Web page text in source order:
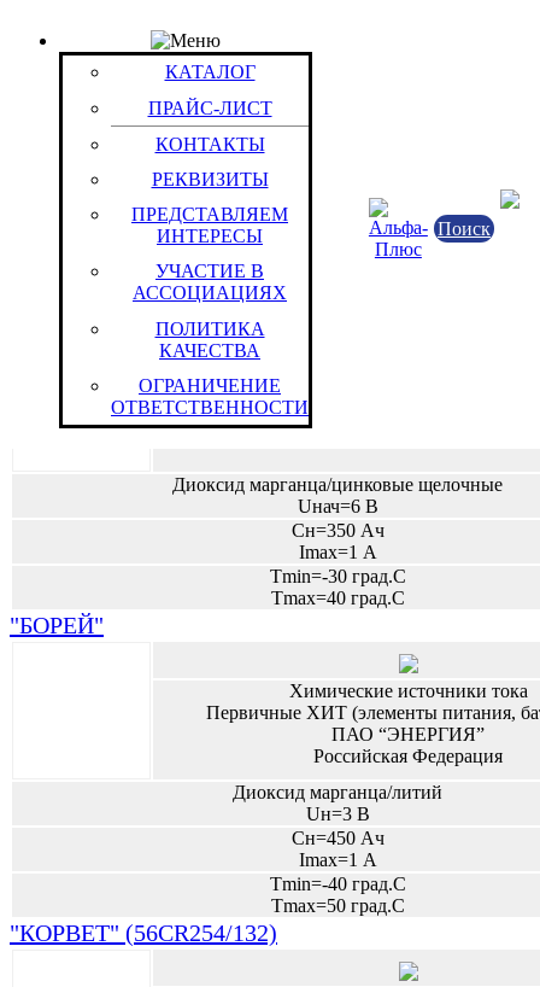
КАТАЛОГ
ПРАЙС-ЛИСТ
КОНТАКТЫ
РЕКВИЗИТЫ
ПРЕДСТАВЛЯЕМ
ИНТЕРЕСЫ
УЧАСТИЕ В
АССОЦИАЦИЯХ
ПОЛИТИКА
КАЧЕСТВА
ОГРАНИЧЕНИЕ
ОТВЕТСТВЕННОСТИ
Поиск
Группа: Батареи для навигационного оборудования
Группы / Товары
Воздушно-цинковые с щелочным электролитом
Марганцево-воздушно-цинковые с щелочным
Марганцево-цинковые с солевым электролитом
Диоксид марганца/цинковые щелочные
Uнач=6 В
Сн=350 Ач
Imax=1 А
Tmin=-30 град.С
Tmax=40 град.С
"БОРЕЙ"
Химические источники тока
Первичные ХИТ (элементы питания,
ПАО “ЭНЕРГИЯ”
Российская Федерация
Диоксид марганца/литий
Uн=3 В
Сн=450 Ач
Imax=1 А
Tmin=-40 град.С
Tmax=50 град.С
"КОРВЕТ" (56CR254/132)